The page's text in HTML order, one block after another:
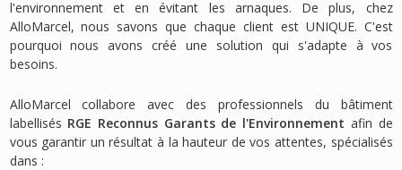
l'environnement et en évitant les arnaques. De plus, chez
AlloMarcel, nous savons que chaque client est UNIQUE. C'est
pourquoi nous avons créé une solution qui s'adapte à vos
besoins.
AlloMarcel collabore avec des professionnels du bâtiment
labellisés RGE Reconnus Garants de l'Environnement afin de
vous garantir un résultat à la hauteur de vos attentes, spécialisés
dans :